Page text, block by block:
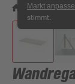
Markt
stimmt.
/ Wohnen &